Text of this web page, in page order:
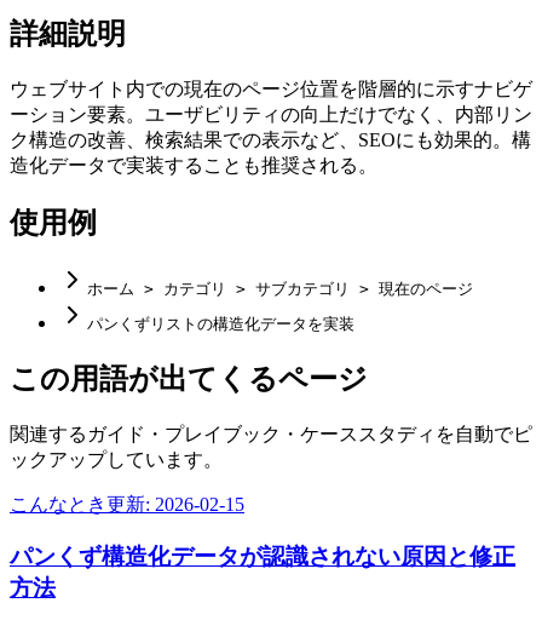
詳細説明
ウェブサイト内での現在のページ位置を階層的に示すナビゲ
ーション要素。ユーザビリティの向上だけでなく、内部リン
ク構造の改善、検索結果での表示など、SEOにも効果的。構
造化データで実装することも推奨される。
使用例
ホーム > カテゴリ > サブカテゴリ > 現在のページ
パンくずリストの構造化データを実装
この用語が出てくるページ
関連するガイド・プレイブック・ケーススタディを自動でピ
ックアップしています。
こんなとき更新: 2026-02-15
パンくず構造化データが認識されない原因と修正
方法